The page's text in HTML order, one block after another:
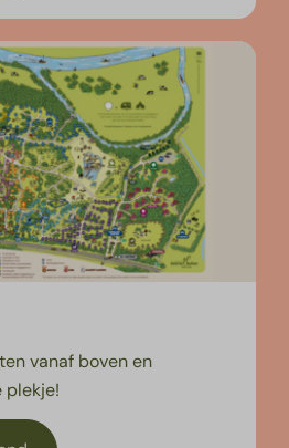
vanaf boven en
plekje!